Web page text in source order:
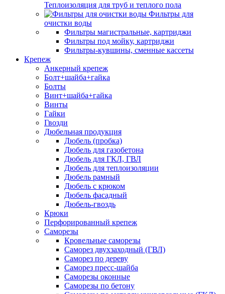
Теплоизоляция для труб и теплого пола
Фильтры для
очистки воды
Фильтры магистральные, картриджи
Фильтры под мойку, картриджи
Фильтры-кувшины, сменные кассеты
Крепеж
Анкерный крепеж
Болт+шайба+гайка
Болты
Винт+шайба+гайка
Винты
Гайки
Гвозди
Дюбельная продукция
Дюбель (пробка)
Дюбель для газобетона
Дюбель для ГКЛ, ГВЛ
Дюбель для теплоизоляции
Дюбель рамный
Дюбель с крюком
Дюбель фасадный
Дюбель-гвоздь
Крюки
Перфорированный крепеж
Саморезы
Кровельные саморезы
Саморез двухзаходный (ГВЛ)
Саморез по дереву
Саморез пресс-шайба
Саморезы оконные
Саморезы по бетону